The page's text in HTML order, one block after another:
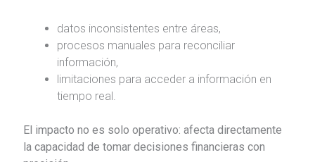
datos inconsistentes entre áreas,
procesos manuales para reconciliar
información,
limitaciones para acceder a información en
tiempo real.
El impacto no es solo operativo: afecta directamente
la capacidad de tomar decisiones financieras con